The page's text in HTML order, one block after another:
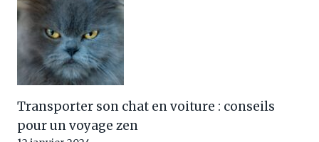
Transporter son chat en voiture : conseils
pour un voyage zen